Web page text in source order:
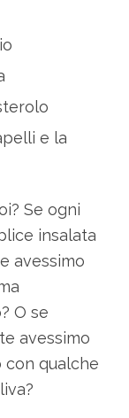
e la
Se ogni
insalata
avessimo
O se
avessimo
con qualche